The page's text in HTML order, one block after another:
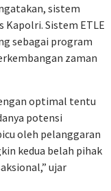
sistem
Kapolri. Sistem ETLE
sebagai program
zaman
optimal tentu
potensi
oleh pelanggaran
kedua belah pihak
ujar